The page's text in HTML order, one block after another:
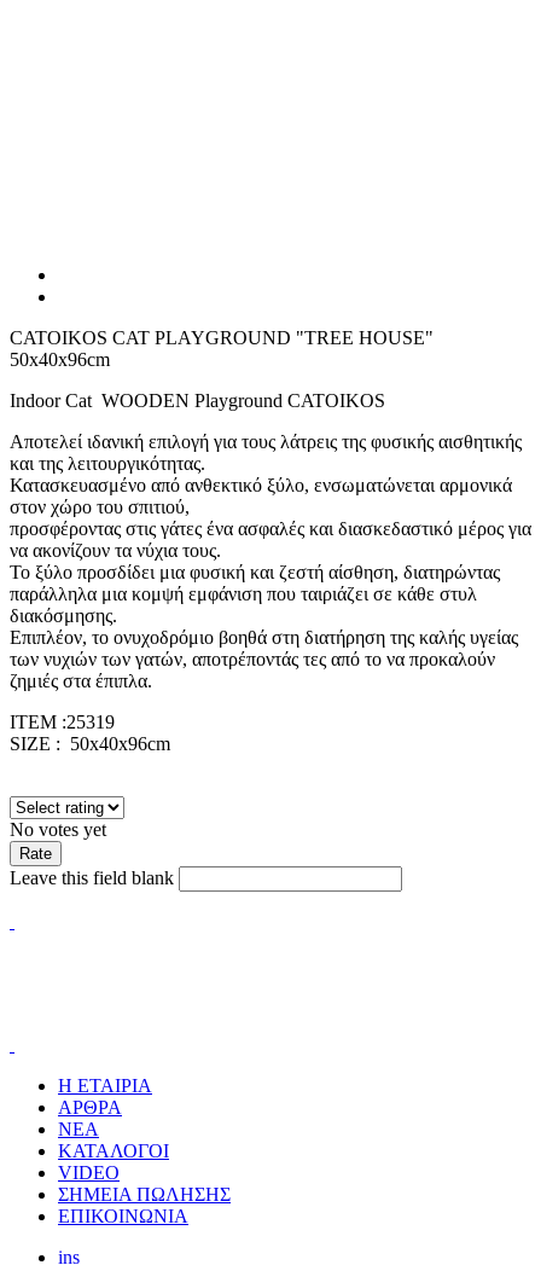
CATOIKOS CAT PLAYGROUND "TREE HOUSE"
50x40x96cm
Indoor Cat WOODEN Playground CATOIKOS
Αποτελεί ιδανική επιλογή για τους λάτρεις της φυσικής αισθητικής
και της λειτουργικότητας.
Κατασκευασμένο από ανθεκτικό ξύλο, ενσωματώνεται αρμονικά
στον χώρο του σπιτιού,
προσφέροντας στις γάτες ένα ασφαλές και διασκεδαστικό μέρος για
να ακονίζουν τα νύχια τους.
Το ξύλο προσδίδει μια φυσική και ζεστή αίσθηση, διατηρώντας
παράλληλα μια κομψή εμφάνιση που ταιριάζει σε κάθε στυλ
διακόσμησης.
Επιπλέον, το ονυχοδρόμιο βοηθά στη διατήρηση της καλής υγείας
των νυχιών των γατών, αποτρέποντάς τες από το να προκαλούν
ζημιές στα έπιπλα.
ΙΤΕΜ :25319
SIZE : 50x40x96cm
No votes yet
Leave this field blank
Η ΕΤΑΙΡΙΑ
ΑΡΘΡΑ
ΝΕΑ
ΚΑΤΑΛΟΓΟΙ
VIDEO
ΣΗΜΕΙΑ ΠΩΛΗΣΗΣ
ΕΠΙΚΟΙΝΩΝΙΑ
ins